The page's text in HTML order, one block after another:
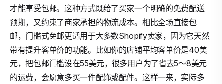
才能享受包邮。这种方式既给了买家一个明确的免费配送
预期，又约束了商家承担的物流成本。相比全场直接包
邮，门槛式免邮更适用于大多数Shopify卖家，因为它天然
带有提升客单价的功能。比如你的店铺平均客单价是40美
元，把包邮门槛设在55美元，很多用户为了省去5～8美元
的运费，会愿意多买一件配饰或配件。这样一来，实际多